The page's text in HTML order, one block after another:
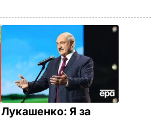
Лукашенко: Я за